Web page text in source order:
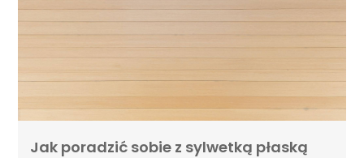
Jak poradzić sobie z sylwetką płaską